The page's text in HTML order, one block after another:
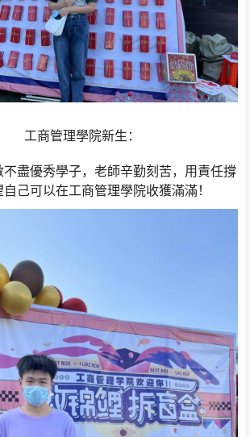
工商管理學院新生：
不盡優秀學子，老師辛勤刻苦，用責任撐
己可以在工商管理學院收獲滿滿！